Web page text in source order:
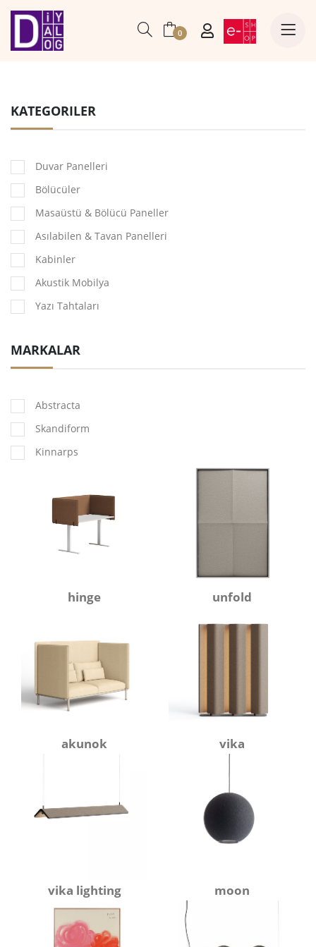
0
KATEGORILER
Duvar Panelleri
Bölücüler
Masaüstü & Bölücü Paneller
Asılabilen & Tavan Panelleri
Kabinler
Akustik Mobilya
Yazı Tahtaları
MARKALAR
Abstracta
Skandiform
Kinnarps
hinge unfold
akunok vika
vika lighting moon